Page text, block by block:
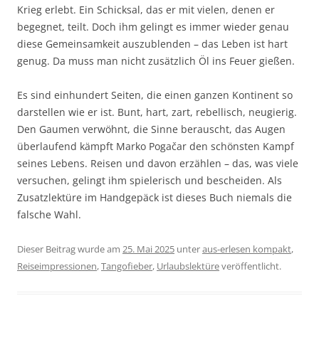
Krieg erlebt. Ein Schicksal, das er mit vielen, denen er
begegnet, teilt. Doch ihm gelingt es immer wieder genau
diese Gemeinsamkeit auszublenden – das Leben ist hart
genug. Da muss man nicht zusätzlich Öl ins Feuer gießen.
Es sind einhundert Seiten, die einen ganzen Kontinent so
darstellen wie er ist. Bunt, hart, zart, rebellisch, neugierig.
Den Gaumen verwöhnt, die Sinne berauscht, das Augen
überlaufend kämpft Marko Pogačar den schönsten Kampf
seines Lebens. Reisen und davon erzählen – das, was viele
versuchen, gelingt ihm spielerisch und bescheiden. Als
Zusatzlektüre im Handgepäck ist dieses Buch niemals die
falsche Wahl.
Dieser Beitrag wurde am 25. Mai 2025 unteraus-erlesen kompakt,
Reiseimpressionen,Tangofieber, Urlaubslektüreveröffentlicht.